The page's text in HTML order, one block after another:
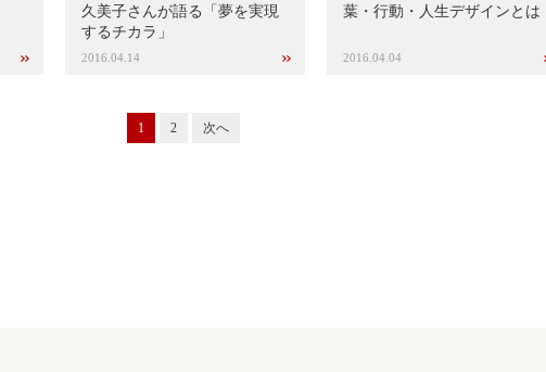
久美子さんが語る「夢を実現
するチカラ」
2016.04.14
葉・行動・人生デザインとは
2016.04.04
1 2 次へ